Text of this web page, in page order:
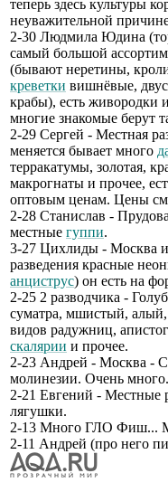
теперь здесь культуры
неуважительной
2-30 Людмила Юдина
самый большой
(бывают неретины,
креветки вишнёвые,
крабы), есть живородки
многие знакомые берут
2-29 Сергей - Местная
меняется бывает много
терракатумы, золотая,
макрогнаты и прочее,
оптовым ценам. Цены
2-28 Станислав -
местные гуппи.
3-27 Цихлиды - Москва
разведения красные
анциструс) он есть на
2-25 2 разводчика -
суматра, мшистый,
видов радужниц,
скалярии и прочее.
2-23 Андрей - Москва -
молинезии. Очень
2-21 Евгений - Местные
лягушки.
2-13 Много ГЛО Фиш...
2-11 Андрей (про него